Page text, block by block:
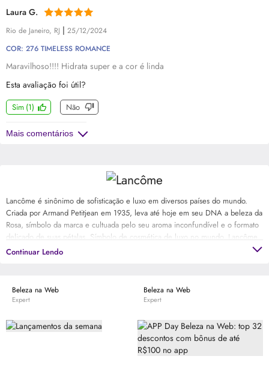
Laura G.
Rio de Janeiro, RJ | 25/12/2024
COR: 276 TIMELESS ROMANCE
Maravilhoso!!!! Hidrata super e a cor é linda
Esta avaliação foi útil?
Sim (1) Não
Mais comentários
Lancôme é sinônimo de sofisticação e luxo em diversos países do mundo.
Criada por Armand Petitjean em 1935, leva até hoje em seu DNA a beleza da
Rosa, símbolo da marca e cultuada pelo seu aroma inconfundível e o formato
delicado de suas pétalas. Símbolo de cosmética de luxo no mundo, Lancôme
tem em seu portfólio, representado por ícones como Julia Roberts, Lupita
Continuar Lendo
Beleza na Web
Expert
Beleza na Web
Expert